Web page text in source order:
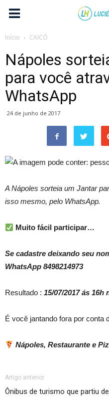
Início CAICÓ
Nápoles
para você
WhatsApp
24 de junho de 2017
A Nápoles sorteia um Jantar
isso mesmo, pelo WhatsApp.
Muito fácil participar…
Se cadastre deixando seu
WhatsApp 8498214973
Resultado : 15/07/2017 ás 16h
É você jantando fora por conta
Nápoles, Restaurante e
Artigo anterior
Ônibus de turismo que partiu de